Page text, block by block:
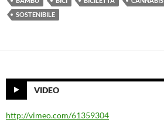
SOSTENIBILE
VIDEO
http://vimeo.com/61359304